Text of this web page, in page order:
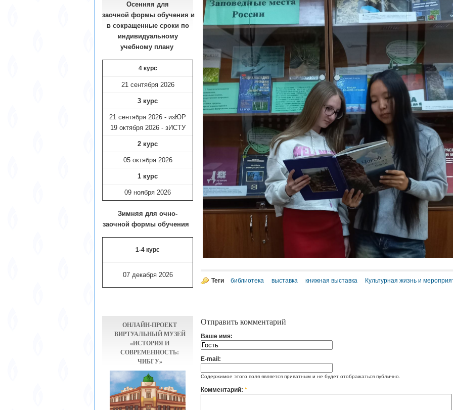
Осенняя для
заочной формы обучения и
в сокращенные сроки по
индивидуальному
учебному плану​
4 курс
21 сентября 2026
3 курс
21 сентября 2026 - изЮР
19 октября 2026 - зИСТУ
2 курс
05 октября 2026
1 курс
09 ноября 2026
Зимняя для очно-
заочной формы обучения
1-4 курс
07 декабря 2026
ОНЛАЙН-ПРОЕКТ
ВИРТУАЛЬНЫЙ МУЗЕЙ
«ИСТОРИЯ И
СОВРЕМЕННОСТЬ:
ЧИБГУ»
Теги библиотека выставка книжная выставка Культурная жизнь и
Отправить комментарий
Ваше имя:
E-mail:
Содержимое этого поля является приватным и не будет отображаться публично.
Комментарий: *